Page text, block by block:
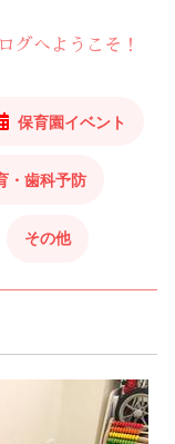
グへようこそ！
保育園イベント
・歯科予防
その他